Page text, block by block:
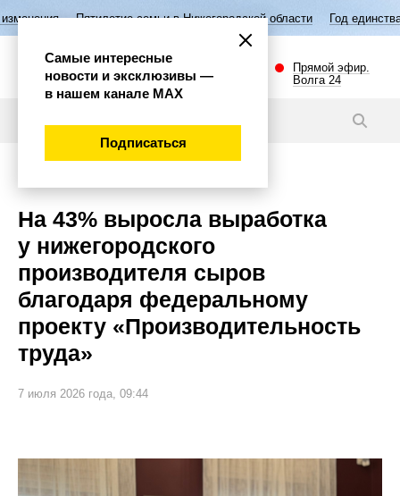
семьи в Нижегородской области Год единства народов России
Прямой эфир.
Волга 24
На 43% выросла выработка
у нижегородского
производителя сыров
благодаря федеральному
проекту «Производительность
труда»
7 июля 2026 года, 09:44
Самые интересные
новости и эксклюзивы —
в нашем канале МАХ
Подписаться